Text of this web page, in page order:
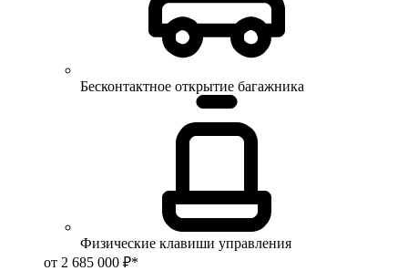
Бесконтактное открытие багажника
Физические клавиши управления
от 2 685 000 ₽*